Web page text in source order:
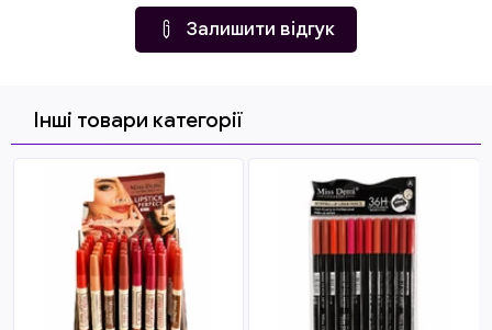
Залишити відгук
Інші товари категорії